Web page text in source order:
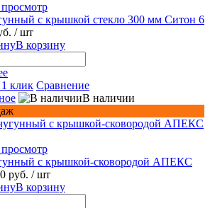
с крышкой стекло 300 мм Ситон 6
/ шт
В корзину
клик Сравнение
В наличии
с крышкой-сковородой АПЕКС
руб. / шт
В корзину